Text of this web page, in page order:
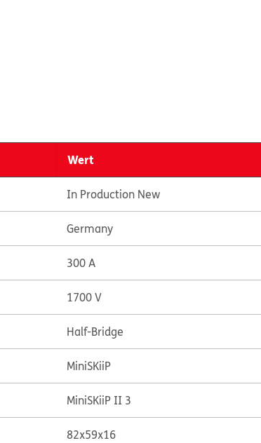
Wert
In Production New
Germany
300 A
1700 V
Half-Bridge
MiniSKiiP
MiniSKiiP II 3
82x59x16